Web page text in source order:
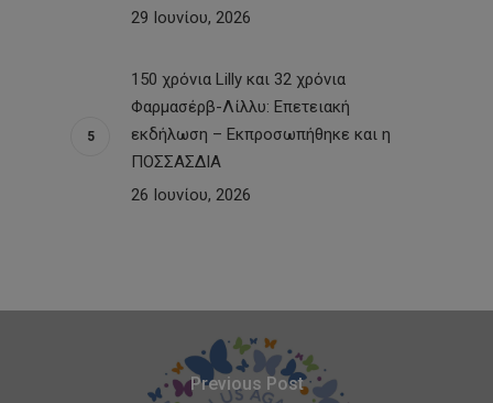
29 Ιουνίου, 2026
150 χρόνια Lilly και 32 χρόνια
Φαρμασέρβ-Λίλλυ: Eπετειακή
εκδήλωση – Εκπροσωπήθηκε και η
ΠΟΣΣΑΣΔΙΑ
26 Ιουνίου, 2026
Previous Post